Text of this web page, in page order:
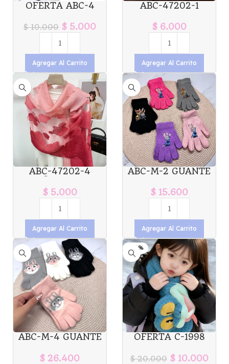
OFERTA ABC-4
PERSONAJES X10
PARES
$10.000 $ 5.000
Agregar Al Carrito
ABC-47202-1
PELOTITAS X1U
$6.000
Agregar Al Carrito
ABC-47202-4
MUJER X1U
$5.000
Agregar Al Carrito
ABC-M-2 GUANTE
ZOOTOPIA X12U
$15.600
Agregar Al Carrito
ABC-M-4 GUANTE
X12U
$ 26.400
-50%
OFERTA C-1998
ZOOTOPIA
$20.000 $10.000